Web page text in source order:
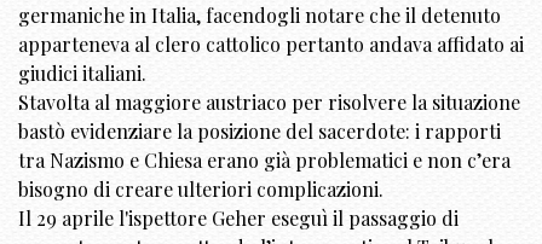
germaniche in Italia, facendogli notare che il detenuto
apparteneva al clero cattolico pertanto andava affidato ai
giudici italiani.
Stavolta al maggiore austriaco per risolvere la situazione
bastò evidenziare la posizione del sacerdote: i rapporti
tra Nazismo e Chiesa erano già problematici e non c’era
bisogno di creare ulteriori complicazioni.
Il 29 aprile l'ispettore Geher eseguì il passaggio di